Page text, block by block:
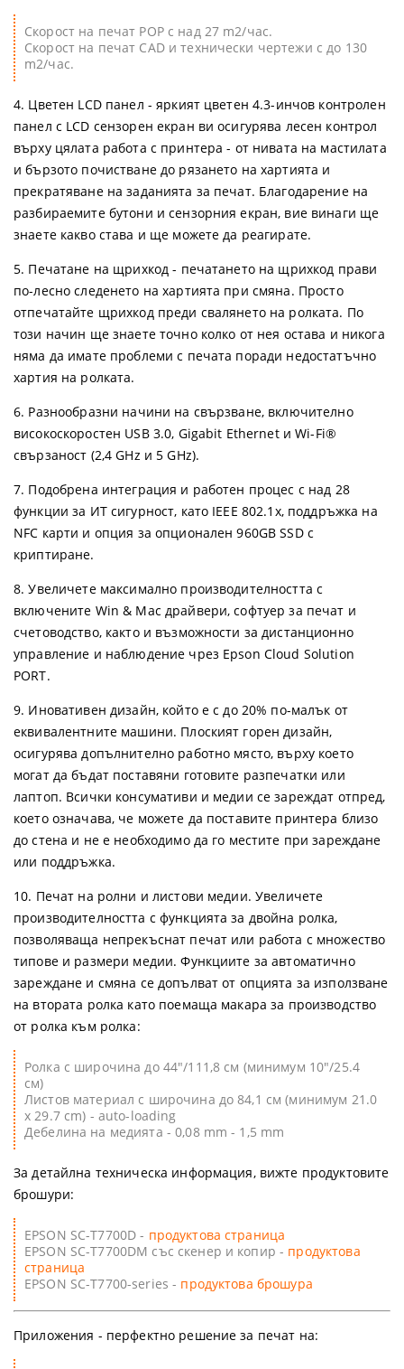
Скорост на печат POP с над 27 m2/час.
Скорост на печат CAD и технически чертежи с до 130
m2/час.
4. Цветен LCD панел - яркият цветен 4.3-инчов контролен
панел с LCD сензорен екран ви осигурява лесен контрол
върху цялата работа с принтера - от нивата на мастилата
и бързото почистване до рязането на хартията и
прекратяване на заданията за печат. Благодарение на
разбираемите бутони и сензорния екран, вие винаги ще
знаете какво става и ще можете да реагирате.
5. Печатане на щрихкод - печатането на щрихкод прави
по-лесно следенето на хартията при смяна. Просто
отпечатайте щрихкод преди свалянето на ролката. По
този начин ще знаете точно колко от нея остава и никога
няма да имате проблеми с печата поради недостатъчно
хартия на ролката.
6. Разнообразни начини на свързване, включително
високоскоростен USB 3.0, Gigabit Ethernet и Wi-Fi®
свързаност (2,4 GHz и 5 GHz).
7. Подобрена интеграция и работен процес с над 28
функции за ИТ сигурност, като IEEE 802.1x, поддръжка на
NFC карти и опция за опционален 960GB SSD с
криптиране.
8. Увеличете максимално производителността с
включените Win & Mac драйвери, софтуер за печат и
счетоводство, както и възможности за дистанционно
управление и наблюдение чрез Epson Cloud Solution
PORT.
9. Иновативен дизайн, който е с до 20% по-малък от
еквивалентните машини. Плоският горен дизайн,
осигурява допълнително работно място, върху което
могат да бъдат поставяни готовите разпечатки или
лаптоп. Всички консумативи и медии се зареждат отпред,
което означава, че можете да поставите принтера близо
до стена и не е необходимо да го местите при зареждане
или поддръжка.
10. Печат на ролни и листови медии. Увеличете
производителността с функцията за двойна ролка,
позволяваща непрекъснат печат или работа с множество
типове и размери медии. Функциите за автоматично
зареждане и смяна се допълват от опцията за използване
на втората ролка като поемаща макара за производство
от ролка към ролка:
Ролка с широчина до 44"/111,8 см (минимум 10"/25.4
см)
Листов материал с широчина до 84,1 см (минимум 21.0
x 29.7 cm) - auto-loading
Дебелина на медията - 0,08 mm - 1,5 mm
За детайлна техническа информация, вижте продуктовите
брошури:
EPSON SC-T7700D - продуктова страница
EPSON SC-T7700DM със скенер и копир - продуктова
страница
EPSON SC-T7700-series - продуктова брошура
Приложения - перфектно решение за печат на: